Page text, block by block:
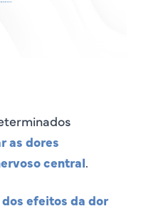
as dores
central.
efeitos da dor